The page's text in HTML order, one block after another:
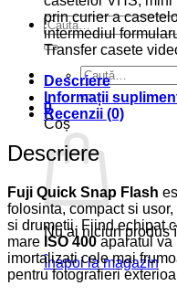
Caută
după:
Caută
după:
0
Coș
Nu ai niciun produs
Înapoi la magazin
Transfer casete
Descriere
Informații
Recenzii (0)
Descriere
Fuji Quick Snap Flash
folosinta, compact si
si drumetii. Fiind echipat
mare ISO 400aparatul va
imortalizati cele mai
pentru fotografieri